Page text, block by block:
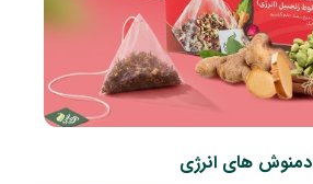
دمنوش های انرژی